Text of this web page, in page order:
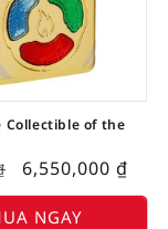
Collectible of the
6,550,000 ₫
NGAY